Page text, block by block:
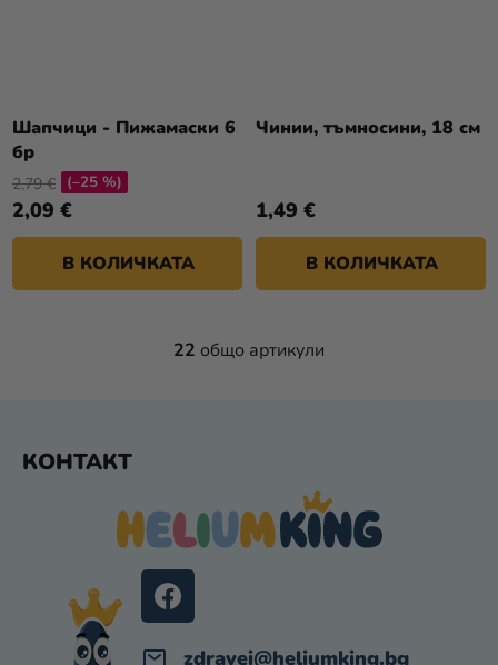
Шапчици - Пижамаски 6
бр
2,09 €
2,79 € (–25 %)
В КОЛИЧКАТА
Чинии, тъмносини, 18 см
1,49 €
В КОЛИЧКАТА
К
Л
Н
И
М
22 общо артикули
КОНТАКТ
zdravei@heliumking.bg